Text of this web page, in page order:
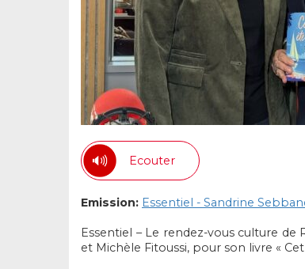
Ecouter
Emission: Essentiel - Sandrine
Essentiel – Le rendez-vous culture
et Michèle Fitoussi, pour son livre «